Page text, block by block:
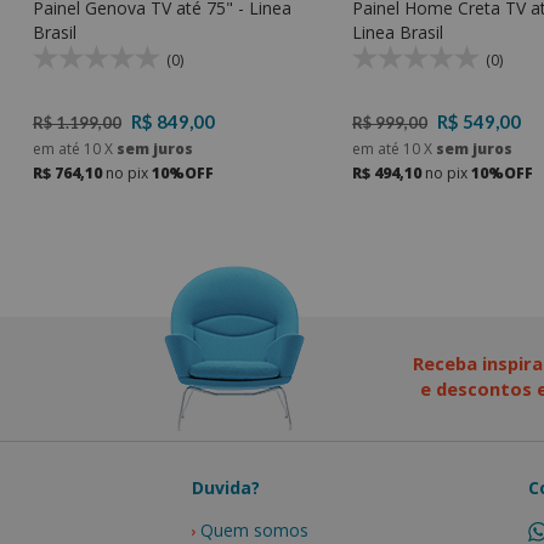
Painel Genova TV até 75" - Linea
Brasil
(0)
R$ 1.199,00 R$ 849,00
em até 10X sem juros
R$ 764,10no pix10%OFF
Painel Home Creta TV
Linea Brasil
(0)
R$ 999,00 R$ 549,00
em até 10X sem juros
R$ 494,10no pix10%OFF
Receba
e descontos
Duvida?
Quem somos